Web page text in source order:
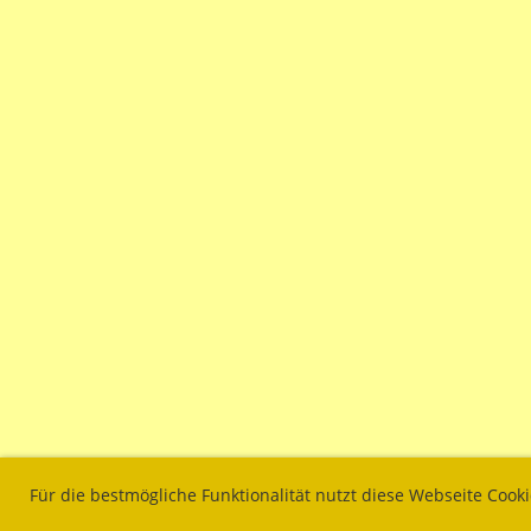
Für die bestmögliche Funktionalität nutzt diese Webseite